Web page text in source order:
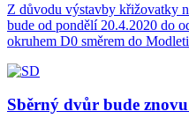
Z důvodu výstavby křižovatky
bude od pondělí 20.4.2020 do
okruhem D0 směrem do
Sběrný dvůr bude